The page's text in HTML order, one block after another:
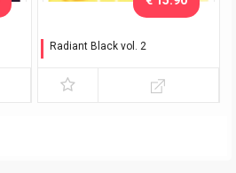
Radiant Black vol. 2